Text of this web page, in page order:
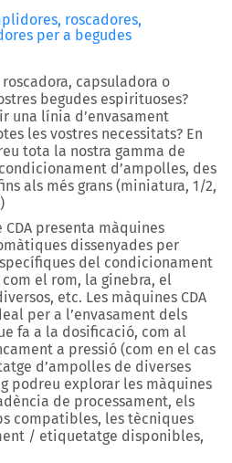
roscadores,
per a begudes
capsuladora o
begudes espirituoses?
una línia d’envasament
les vostres necessitats? En
tota la nostra gamma de
d’ampolles, des
als més grans (miniatura, 1/2,
CDA presenta màquines
dissenyades per
del condicionament
el rom, la ginebra, el
etc. Les màquines CDA
per a l’envasament dels
fa a la dosificació, com al
a pressió (com en el cas
d’ampolles de diverses
podreu explorar les màquines
de processament, els
compatibles, les tècniques
/ etiquetatge disponibles,